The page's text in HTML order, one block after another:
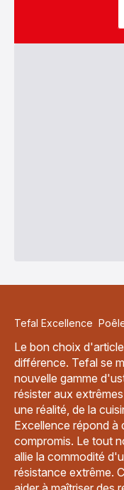
Tefal Excellence
Le bon choix
différence. Tefal se
nouvelle gamme
résister aux
une réalité, de la
Excellence répond à
compromis. Le tout
allie la commodité
résistance extrême.